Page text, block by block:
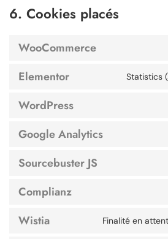
6. Cookies placés
WooCommerce
Elementor Statistics
WordPress
Google Analytics
Sourcebuster JS
Complianz
Wistia Finalité en